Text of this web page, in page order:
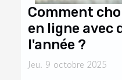
Comment
en ligne avec
l'année ?
Jeu. 9 octobre 2025